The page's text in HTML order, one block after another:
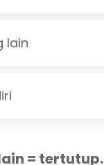
lain
= tertutup.